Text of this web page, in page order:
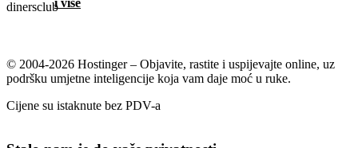
i više
© 2004-2026 Hostinger – Objavite, rastite i uspijevajte online, uz
podršku umjetne inteligencije koja vam daje moć u ruke.
Cijene su istaknute bez PDV-a